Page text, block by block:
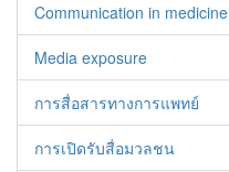
Communication in medicine
Media exposure
การสื่อสารทางการแพทย์
การเปิดรับสื่อมวลชน